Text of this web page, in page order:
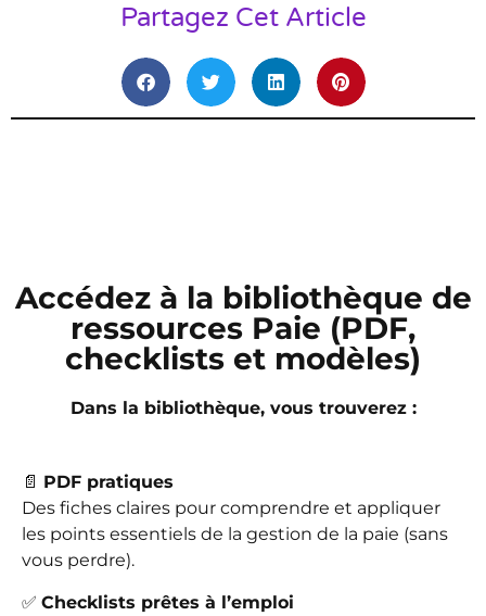
Partagez Cet Article
Accédez à la bibliothèque de
ressources Paie (PDF,
checklists et modèles)
Dans la bibliothèque, vous trouverez :
📄 PDF pratiques
Des fiches claires pour comprendre et appliquer
les points essentiels de la gestion de la paie (sans
vous perdre).
✅ Checklists prêtes à l’emploi